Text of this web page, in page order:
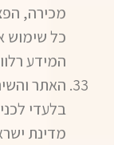
מכירה,
כל שימוש
המידע
האתר
בלעדי
מדינת